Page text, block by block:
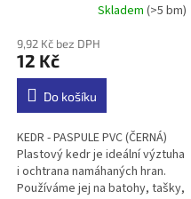
produktu
je
5,0
5
hvězdiček.
Skladem (>5 bm)
9,92 Kč bez DPH
12 Kč
Do košíku
KEDR - PASPULE PVC (ČERNÁ)
Plastový kedr je ideální výztuha
i ochtrana namáhaných hran.
Používáme jej na batohy, tašky,